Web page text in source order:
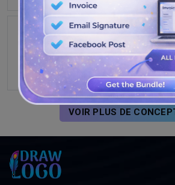
VOIR PLUS DE